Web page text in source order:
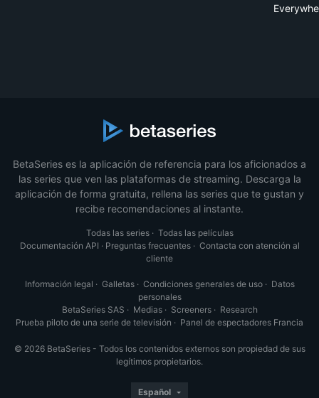
BetaSeries es la aplicación de referencia para los aficionados a
las series que ven las plataformas de streaming. Descarga la
aplicación de forma gratuita, rellena las series que te gustan y
recibe recomendaciones al instante.
Todas las series· Todas las películas
Documentación API · Preguntas frecuentes· Contacta con atención al
cliente
Información legal · Galletas· Condiciones generales de uso· Datos
personales
BetaSeries SAS · Medias· Screeners· Research
Prueba piloto de una serie de televisión · Panel de espectadores Francia
© 2026 BetaSeries - Todos los contenidos externos son propiedad de sus
legítimos propietarios.
Español